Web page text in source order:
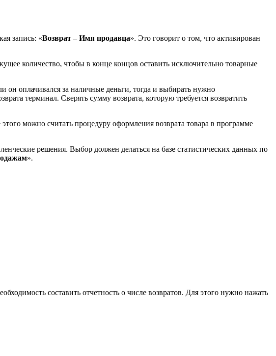
запись: «Возврат – Имя продавца». Это говорит о том, что активирован
количество, чтобы в конце концов оставить исключительно товарные
он оплачивался за наличные деньги, тогда и выбирать нужно
терминал. Сверять сумму возврата, которую требуется возвратить
можно считать процедуру оформления возврата товара в программе
решения. Выбор должен делаться на базе статистических данных по
».
составить отчетность о числе возвратов. Для этого нужно нажать